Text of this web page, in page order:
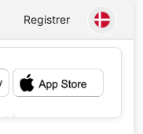
Registrer